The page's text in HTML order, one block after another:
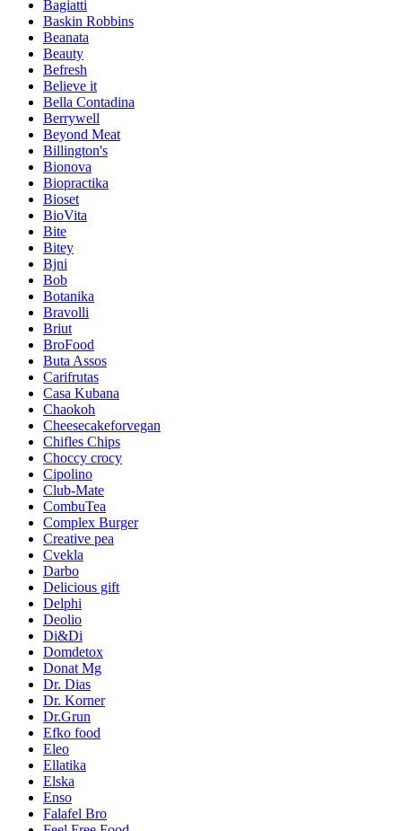
Bagiatti
Baskin Robbins
Beanata
Beauty
Befresh
Believe it
Bella Contadina
Berrywell
Beyond Meat
Billington's
Bionova
Biopractika
Bioset
BioVita
Bite
Bitey
Bjni
Bob
Botanika
Bravolli
Briut
BroFood
Buta Assos
Carifrutas
Casa Kubana
Chaokoh
Cheesecakeforvegan
Chifles Chips
Choccy crocy
Cipolino
Club-Mate
CombuTea
Complex Burger
Creative pea
Cvekla
Darbo
Delicious gift
Delphi
Deolio
Di&Di
Domdetox
Donat Mg
Dr. Dias
Dr. Korner
Dr.Grun
Efko food
Eleo
Ellatika
Elska
Enso
Falafel Bro